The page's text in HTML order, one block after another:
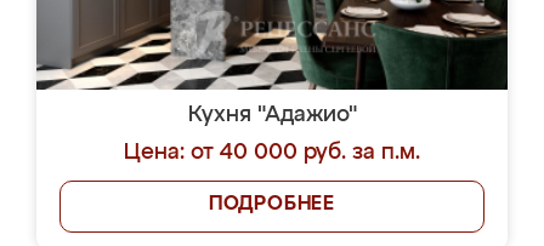
Кухня "Адажио"
Цена: от 40 000 руб. за п.м.
ПОДРОБНЕЕ